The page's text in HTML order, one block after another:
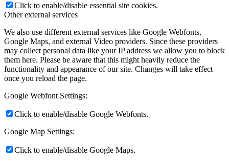
Click to enable/disable essential site cookies.
Other external services
We also use different external services like Google Webfonts,
Google Maps, and external Video providers. Since these providers
may collect personal data like your IP address we allow you to block
them here. Please be aware that this might heavily reduce the
functionality and appearance of our site. Changes will take effect
once you reload the page.
Google Webfont Settings:
Click to enable/disable Google Webfonts.
Google Map Settings:
Click to enable/disable Google Maps.